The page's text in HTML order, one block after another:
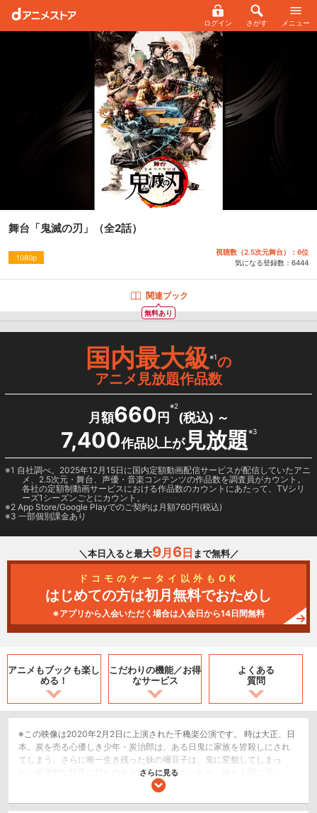
ログイン さがす メニュー
舞台「鬼滅の刃」 （全2話）
1080p
視聴数（2.5次元舞台）：6位
気になる登録数： 6444
無料あり
関連ブック
国内最大級※1の
アニメ見放題作品数
月額660 円
※2
(税込) ～
7,400作品以上が見放題※3
1 自社調べ。2025年12月15日に国内定額動画配信サービスが配信していたアニ
メ、2.5次元・舞台、声優・音楽コンテンツの作品数を調査員がカウント。
各社の定額制動画サービスにおける作品数のカウントにあたって、TVシリ
ーズ1シーズンごとにカウント。
2 App Store/Google Playでのご契約は月額760円(税込)
3 一部個別課金あり
＼本日入ると最大9月 6日 まで無料／
ドコモのケータイ以外もOK
はじめての方は初月無料でおためし
※アプリから入会いただく場合は入会日から14日間無料
アニメもブックも楽し
める！
こだわりの機能／お得
なサービス
よくある
質問
※この映像は2020年2月2日に上演された千穐楽公演です。 時は大正、日
本。炭を売る心優しき少年・炭治郎は、ある日鬼に家族を皆殺しにされ
てしまう。さらに唯一生き残った妹の襧豆子は、鬼に変貌してしまっ
た。絶望的な現実に打ちのめされる炭治郎だったが、妹を人間に戻し、
家族を殺した鬼を討つため、“鬼狩り”の道へ進む決意をする。人と鬼とが
さらに見る